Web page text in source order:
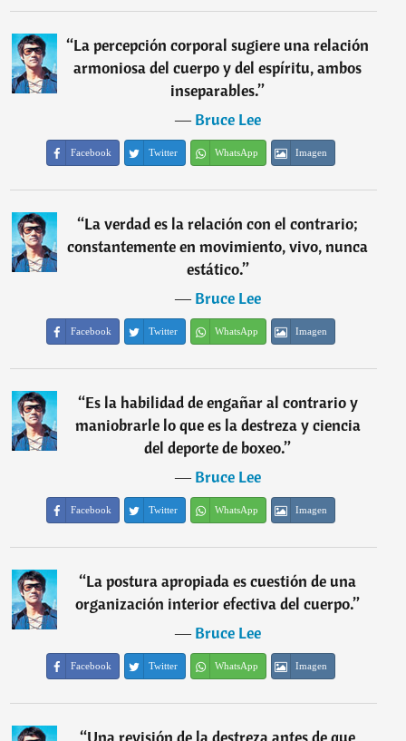
“La percepción corporal sugiere una relación
armoniosa del cuerpo y del espíritu, ambos
inseparables.”
―Bruce Lee
Facebook Twitter WhatsApp Imagen
“La verdad es la relación con el contrario;
constantemente en movimiento, vivo, nunca
estático.”
―Bruce Lee
Facebook Twitter WhatsApp Imagen
“Es la habilidad de engañar al contrario y
maniobrarle lo que es la destreza y ciencia
del deporte de boxeo.”
―Bruce Lee
Facebook Twitter WhatsApp Imagen
“La postura apropiada es cuestión de una
organización interior efectiva del cuerpo.”
―Bruce Lee
Facebook Twitter WhatsApp Imagen